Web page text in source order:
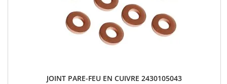
JOINT PARE-FEU EN CUIVRE 2430105043